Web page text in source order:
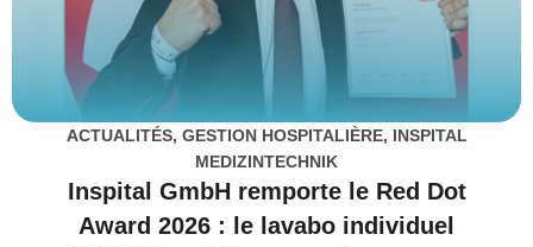
ACTUALITÉS, GESTION HOSPITALIÈRE, INSPITAL
MEDIZINTECHNIK
Inspital GmbH remporte le Red Dot
Award 2026 : le lavabo individuel